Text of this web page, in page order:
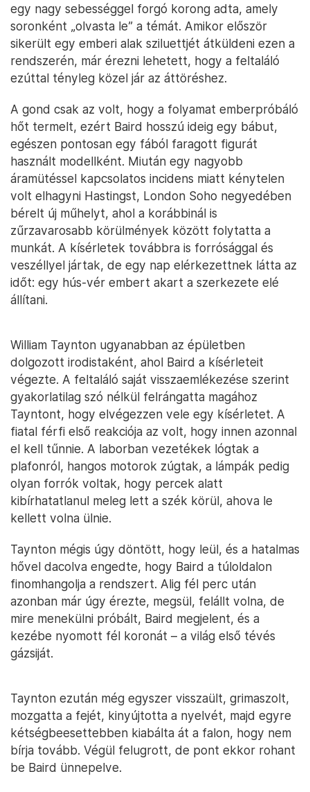
egy nagy sebességgel forgó korong adta, amely
soronként „olvasta le” a témát. Amikor először
sikerült egy emberi alak sziluettjét átküldeni ezen a
rendszerén, már érezni lehetett, hogy a feltaláló
ezúttal tényleg közel jár az áttöréshez.
A gond csak az volt, hogy a folyamat emberpróbáló
hőt termelt, ezért Baird hosszú ideig egy bábut,
egészen pontosan egy fából faragott figurát
használt modellként. Miután egy nagyobb
áramütéssel kapcsolatos incidens miatt kénytelen
volt elhagyni Hastingst, London Soho negyedében
bérelt új műhelyt, ahol a korábbinál is
zűrzavarosabb körülmények között folytatta a
munkát. A kísérletek továbbra is forrósággal és
veszéllyel jártak, de egy nap elérkezettnek látta az
időt: egy hús-vér embert akart a szerkezete elé
állítani.
William Taynton ugyanabban az épületben
dolgozott irodistaként, ahol Baird a kísérleteit
végezte. A feltaláló saját visszaemlékezése szerint
gyakorlatilag szó nélkül felrángatta magához
Tayntont, hogy elvégezzen vele egy kísérletet. A
fiatal férfi első reakciója az volt, hogy innen azonnal
el kell tűnnie. A laborban vezetékek lógtak a
plafonról, hangos motorok zúgtak, a lámpák pedig
olyan forrók voltak, hogy percek alatt
kibírhatatlanul meleg lett a szék körül, ahova le
kellett volna ülnie.
Taynton mégis úgy döntött, hogy leül, és a hatalmas
hővel dacolva engedte, hogy Baird a túloldalon
finomhangolja a rendszert. Alig fél perc után
azonban már úgy érezte, megsül, felállt volna, de
mire menekülni próbált, Baird megjelent, és a
kezébe nyomott fél koronát – a világ első tévés
gázsiját.
Taynton ezután még egyszer visszaült, grimaszolt,
mozgatta a fejét, kinyújtotta a nyelvét, majd egyre
kétségbeesettebben kiabálta át a falon, hogy nem
bírja tovább. Végül felugrott, de pont ekkor rohant
be Baird ünnepelve.